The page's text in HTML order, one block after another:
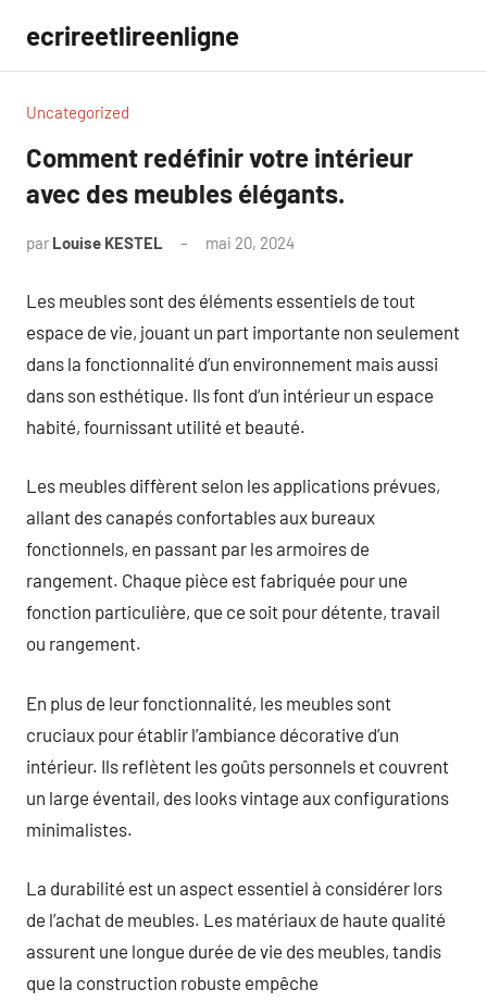
contenu
ecrireetlireenligne
Uncategorized
Comment redéfinir votre intérieur
avec des meubles élégants.
par Louise KESTEL mai 20, 2024
Les meubles sont des éléments essentiels de tout
espace de vie, jouant un part importante non seulement
dans la fonctionnalité d’un environnement mais aussi
dans son esthétique. Ils font d’un intérieur un espace
habité, fournissant utilité et beauté.
Les meubles diffèrent selon les applications prévues,
allant des canapés confortables aux bureaux
fonctionnels, en passant par les armoires de
rangement. Chaque pièce est fabriquée pour une
fonction particulière, que ce soit pour détente, travail
ou rangement.
En plus de leur fonctionnalité, les meubles sont
cruciaux pour établir l’ambiance décorative d’un
intérieur. Ils reflètent les goûts personnels et couvrent
un large éventail, des looks vintage aux configurations
minimalistes.
La durabilité est un aspect essentiel à considérer lors
de l’achat de meubles. Les matériaux de haute qualité
assurent une longue durée de vie des meubles, tandis
que la construction robuste empêche